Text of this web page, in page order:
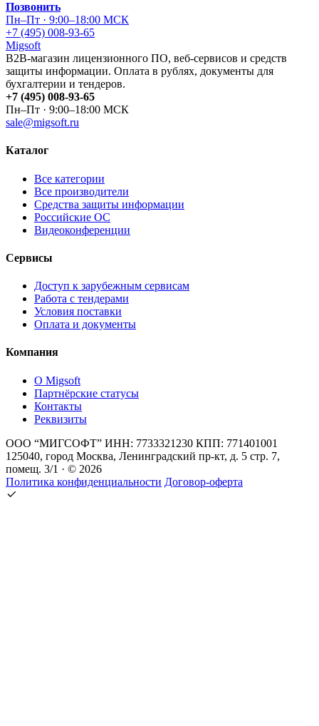
Позвонить
Пн–Пт · 9:00–18:00 МСК
+7 (495) 008-93-65
Migsoft
B2B-магазин лицензионного ПО, веб-сервисов и средств
защиты информации. Оплата в рублях, документы для
бухгалтерии и тендеров.
+7 (495) 008-93-65
Пн–Пт · 9:00–18:00 МСК
sale@migsoft.ru
Каталог
Все категории
Все производители
Средства защиты информации
Российские ОС
Видеоконференции
Сервисы
Доступ к зарубежным сервисам
Работа с тендерами
Условия поставки
Оплата и документы
Компания
О Migsoft
Партнёрские статусы
Контакты
Реквизиты
ООО “МИГСОФТ” ИНН: 7733321230 КПП: 771401001
125040, город Москва, Ленинградский пр-кт, д. 5 стр. 7,
помещ. 3/1 · © 2026
Политика конфиденциальности Договор-оферта